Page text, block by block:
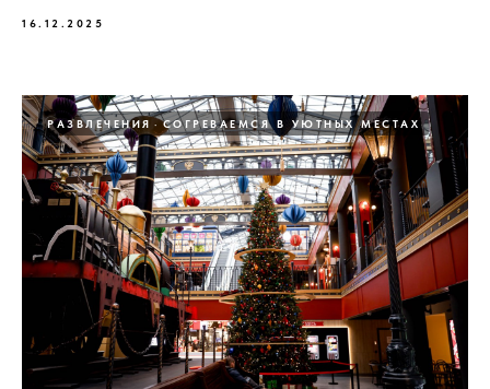
16.12.2025
РАЗВЛЕЧЕНИЯ СОГРЕВАЕМСЯ В УЮТНЫХ МЕСТАХ